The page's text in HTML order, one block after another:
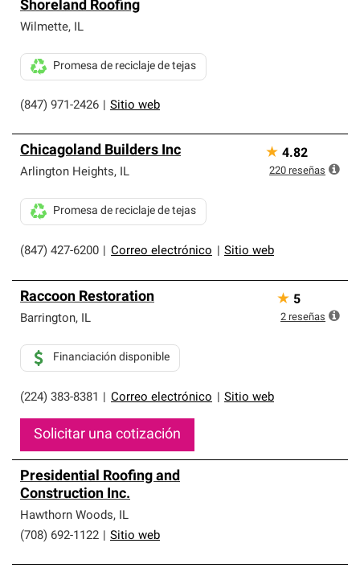
Shoreland Roofing
Wilmette, IL
(847) 971-2426 Sitio web
Promesa de reciclaje de tejas
Chicagoland Builders Inc
Arlington Heights, IL
(847) 427-6200 Correo electrónico Sitio web
Promesa de reciclaje de tejas
★ 4.82
220 reseñas
Raccoon Restoration
Barrington, IL
(224) 383-8381 Correo electrónico Sitio web
Financiación disponible
Solicitar una cotización
★ 5
2 reseñas
Presidential Roofing and
Construction Inc.
Hawthorn Woods, IL
(708) 692-1122
Sitio web